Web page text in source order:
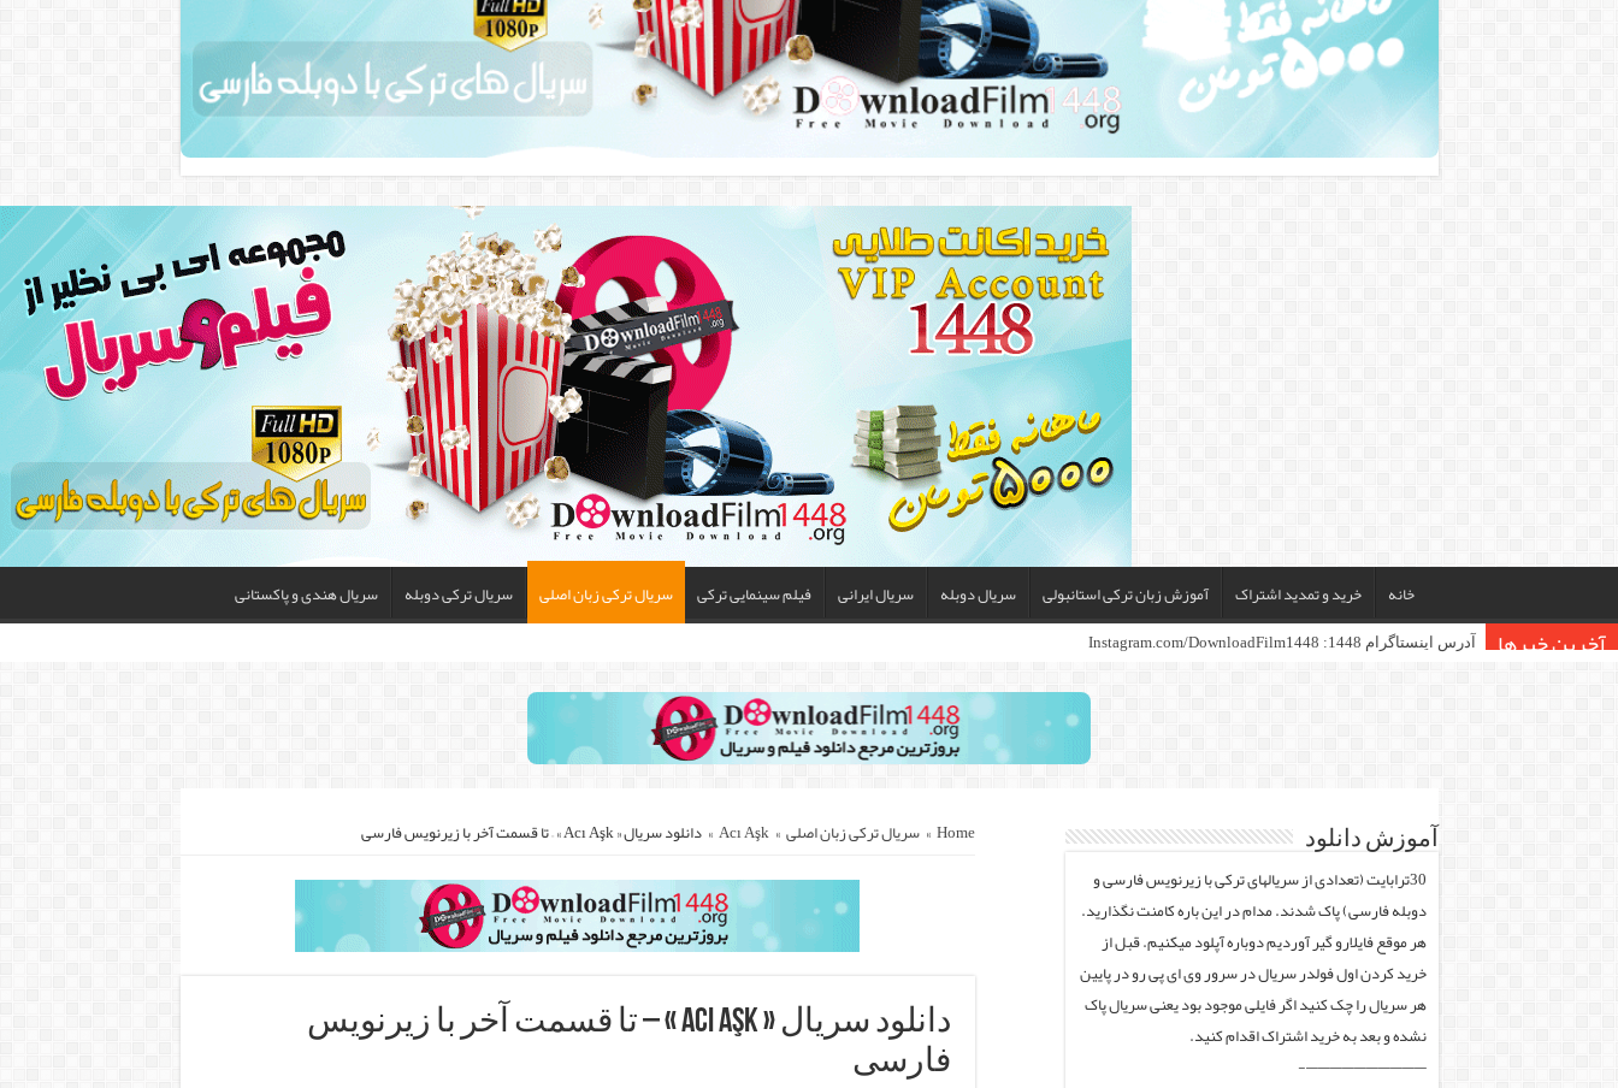
خانه خرید و تمدید اشتراک آموزش زبان ترکی استانبولی سریال دوبله سریال ایرانی فیلم سینمایی ترکی سریال ترکی زبان اصلی سریال ترکی دوبله سریال هندی و پاکستانی
آخرین خبرها آدرس اینستاگرام 1448: Instagram.com/DownloadFilm1448
Home
» سریال ترکی زبان اصلی »
Acı Aşk
» دانلود سریال « Acı Aşk » – تا قسمت آخر با زیرنویس فارسی
دانلود سریال « Acı Aşk » – تا قسمت آخر با زیرنویس
فارسی
آموزش دانلود
30ترابایت (تعدادی از سریالهای ترکی با زیرنویس فارسی و
دوبله فارسی) پاک شدند. مدام در این باره کامنت نگذارید.
هر موقع فایلارو گیر آوردیم دوباره آپلود میکنیم. قبل از
خرید کردن اول فولدر سریال در سرور وی ای پی رو در پایین
هر سریال را چک کنید اگر فایلی موجود بود یعنی سریال پاک
نشده و بعد به خرید اشتراک اقدام کنید.
——————————-